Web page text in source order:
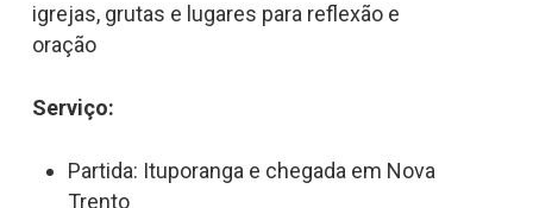
igrejas, grutas e lugares para reflexão e
oração
Serviço:
Partida: Ituporanga e chegada em Nova
Trento